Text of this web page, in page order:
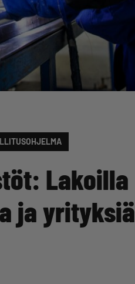
Lakoilla
ja yrityksiä